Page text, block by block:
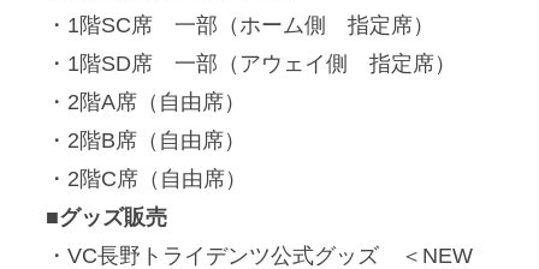
・1階SC席 一部（ホーム側 指定席）
・1階SD席 一部（アウェイ側 指定席）
・2階A席（自由席）
・2階B席（自由席）
・2階C席（自由席）
■グッズ販売
・VC長野トライデンツ公式グッズ ＜NEW